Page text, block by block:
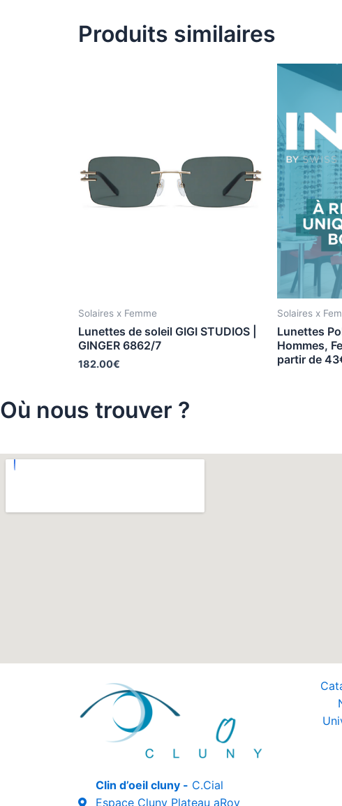
Produits similaires
Solaires x Femme
Lunettes de soleil GIGI STUDIOS |
GINGER 6862/7
182.00€
Solaires x
Lunettes
Hommes,
partir de
Où nous trouver ?
Clin d’oeil cluny - C.Cial
Espace Cluny Plateau aRoy